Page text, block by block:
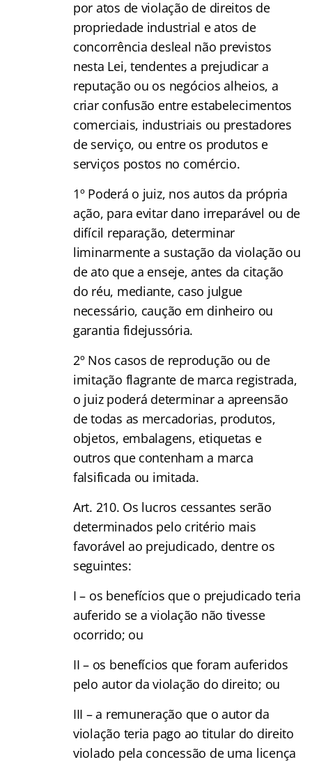
por atos de violação de direitos de
propriedade industrial e atos de
concorrência desleal não previstos
nesta Lei, tendentes a prejudicar a
reputação ou os negócios alheios, a
criar confusão entre estabelecimentos
comerciais, industriais ou prestadores
de serviço, ou entre os produtos e
serviços postos no comércio.
1º Poderá o juiz, nos autos da própria
ação, para evitar dano irreparável ou de
difícil reparação, determinar
liminarmente a sustação da violação ou
de ato que a enseje, antes da citação
do réu, mediante, caso julgue
necessário, caução em dinheiro ou
garantia fidejussória.
2º Nos casos de reprodução ou de
imitação flagrante de marca registrada,
o juiz poderá determinar a apreensão
de todas as mercadorias, produtos,
objetos, embalagens, etiquetas e
outros que contenham a marca
falsificada ou imitada.
Art. 210. Os lucros cessantes serão
determinados pelo critério mais
favorável ao prejudicado, dentre os
seguintes:
I – os benefícios que o prejudicado teria
auferido se a violação não tivesse
ocorrido; ou
II – os benefícios que foram auferidos
pelo autor da violação do direito; ou
III – a remuneração que o autor da
violação teria pago ao titular do direito
violado pela concessão de uma licença